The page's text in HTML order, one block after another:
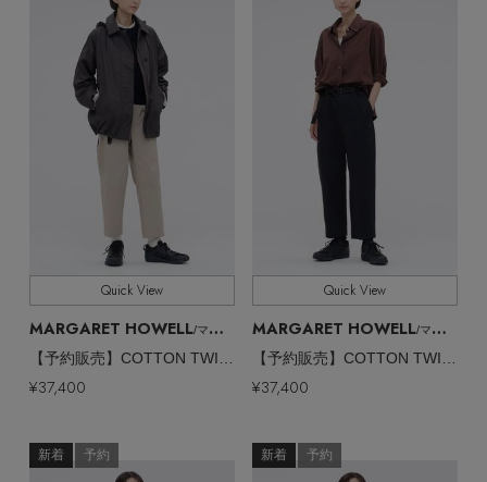
Quick View
MARGARET HOWELL/マーガレット・ハウエル
¥37,400
Quick View
MARGARET HOWELL/マーガレット・ハウエル
¥37,400
新着 予約 新着 予約